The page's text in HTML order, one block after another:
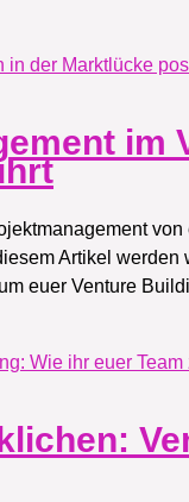
in der Marktlücke
im
Artikel
euer Venture
Wie ihr euer Team